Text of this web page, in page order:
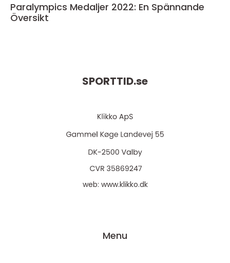
Paralympics Medaljer 2022: En Spännande
Översikt
SPORTTID.se
web: www.klikko.dk
Menu